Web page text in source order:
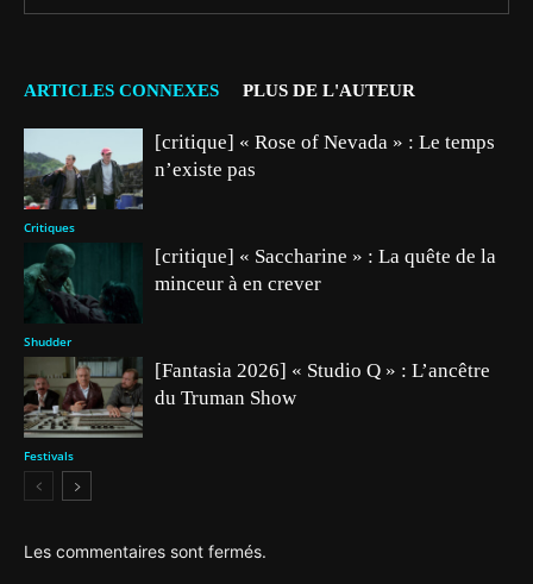
ARTICLES CONNEXES PLUS DE L'AUTEUR
Critiques
[critique] « Rose of Nevada » : Le temps
n’existe pas
Shudder
[critique] « Saccharine » : La quête de la
minceur à en crever
Festivals
[Fantasia 2026] « Studio Q » : L’ancêtre
du Truman Show
Les commentaires sont fermés.